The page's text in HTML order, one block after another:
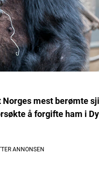
mest berømte
å forgifte ham i